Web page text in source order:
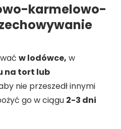
karmelowo-
w lodówce, w
na tort lub
nie przeszedł innymi
go w ciągu 2-3 dni